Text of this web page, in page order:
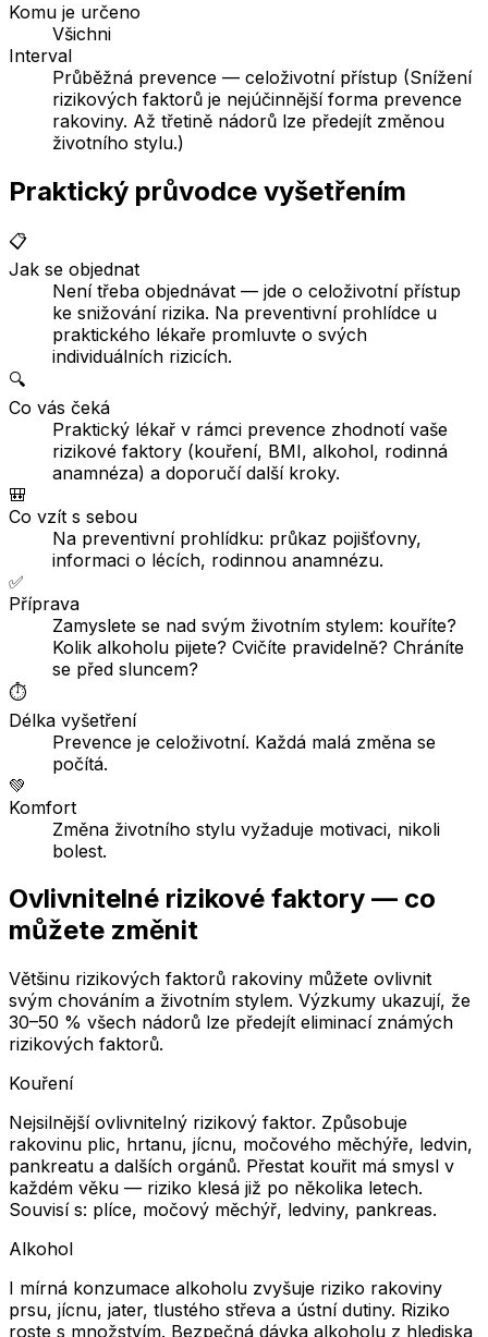
Komu je určeno
Všichni
Interval
Průběžná prevence — celoživotní přístup (Snížení
rizikových faktorů je nejúčinnější forma prevence
rakoviny. Až třetině nádorů lze předejít změnou
životního stylu.)
Praktický průvodce vyšetřením
📋
Jak se objednat
Není třeba objednávat — jde o celoživotní přístup
ke snižování rizika. Na preventivní prohlídce u
praktického lékaře promluvte o svých
individuálních rizicích.
🔍
Co vás čeká
Praktický lékař v rámci prevence zhodnotí vaše
rizikové faktory (kouření, BMI, alkohol, rodinná
anamnéza) a doporučí další kroky.
🎒
Co vzít s sebou
Na preventivní prohlídku: průkaz pojišťovny,
informaci o lécích, rodinnou anamnézu.
✅
Příprava
Zamyslete se nad svým životním stylem: kouříte?
Kolik alkoholu pijete? Cvičíte pravidelně? Chráníte
se před sluncem?
⏱️
Délka vyšetření
Prevence je celoživotní. Každá malá změna se
počítá.
💚
Komfort
Změna životního stylu vyžaduje motivaci, nikoli
bolest.
Ovlivnitelné rizikové faktory — co
můžete změnit
Většinu rizikových faktorů rakoviny můžete ovlivnit
svým chováním a životním stylem. Výzkumy ukazují, že
30–50 % všech nádorů lze předejít eliminací známých
rizikových faktorů.
Kouření
Nejsilnější ovlivnitelný rizikový faktor. Způsobuje
rakovinu plic, hrtanu, jícnu, močového měchýře, ledvin,
pankreatu a dalších orgánů. Přestat kouřit má smysl v
každém věku — riziko klesá již po několika letech.
Souvisí s: plíce, močový měchýř, ledviny, pankreas.
Alkohol
I mírná konzumace alkoholu zvyšuje riziko rakoviny
prsu, jícnu, jater, tlustého střeva a ústní dutiny. Riziko
roste s množstvím. Bezpečná dávka alkoholu z hlediska